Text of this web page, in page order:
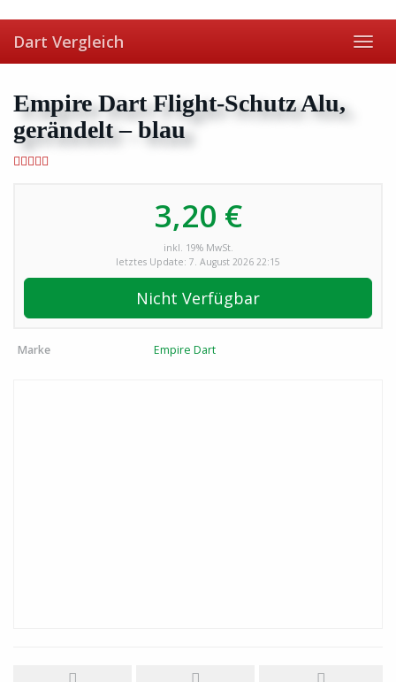
to
main
content
Dart Vergleich
Empire Dart Flight-Schutz Alu,
gerändelt – blau
3,20 €
inkl. 19% MwSt.
letztes Update: 7. August 2026 22:15
Nicht Verfügbar
Marke Empire Dart